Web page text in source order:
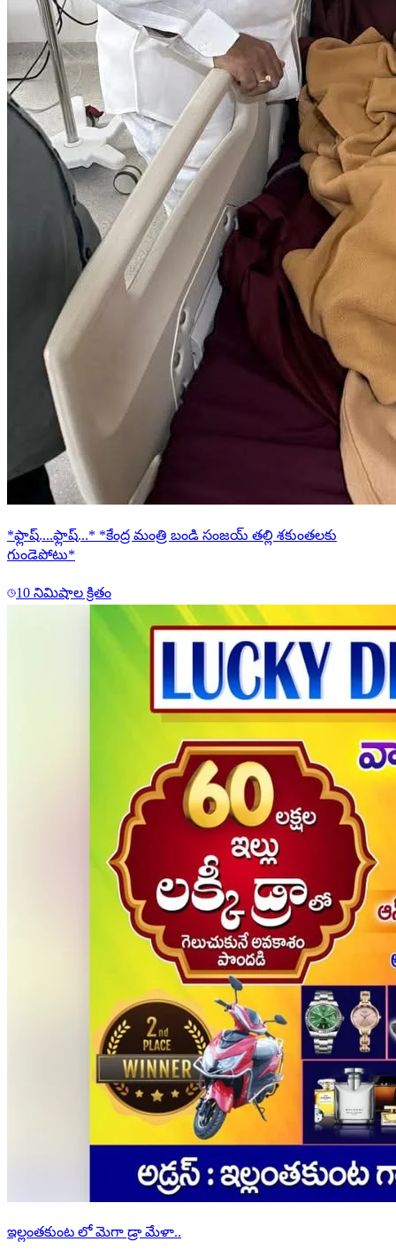
*ఫ్లాష్....ఫ్లాష్...* *కేంద్ర మంత్రి బండి సంజయ్ తల్లి శకుంతలకు
గుండెపోటు*
10 నిమిషాల క్రితం
ఇల్లంతకుంట లో మెగా డ్రా మేళా..